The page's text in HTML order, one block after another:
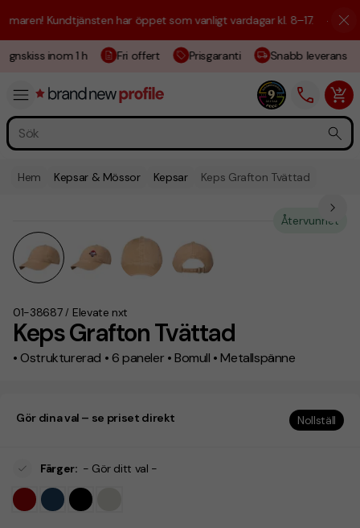
Kundtjänsten har öppet som vanligt vardagar kl. 8–17. ☀️ Vi är här
inom 1 h Fri offert Prisgaranti Snabb leverans
Hem Kepsar & Mössor Kepsar Keps Grafton Tvättad
Keps Grafton Tvättad
• Ostrukturerad • 6 paneler • Bomull • Metallspänne
01-38687 / Elevate nxt
Återvunnet
Gör dina val – se priset direkt Nollställ
Färger: - Gör ditt val -